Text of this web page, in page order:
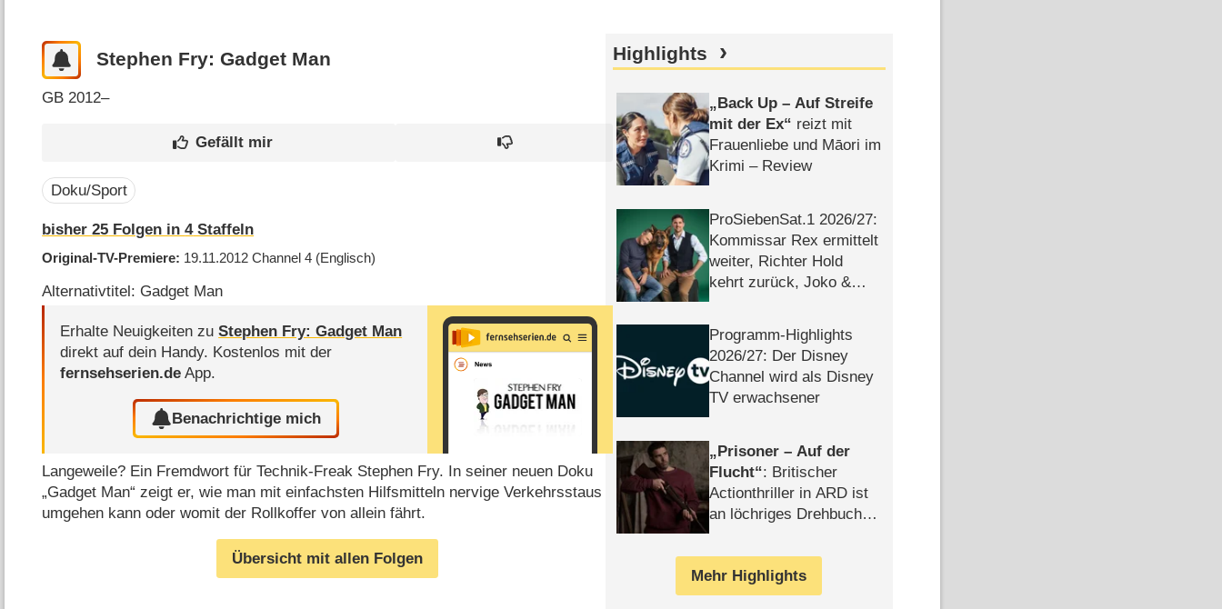
Stephen Fry: Gadget Man
GB 2012–
Doku/Sport
bisher25 Folgen in4Staffeln
Original-TV-Premiere 19.11.2012Channel 4 (Englisch)
Alternativtitel: Gadget Man
Erhalte Neuigkeiten zuStephen Fry: Gadget Man
direkt auf dein Handy. Kostenlos mit der
fernsehserien.de App.
Benachrichtige mich
Langeweile? Ein Fremdwort für Technik-Freak Stephen Fry. In seiner neuen Doku
„Gadget Man“ zeigt er, wie man mit einfachsten Hilfsmitteln nervige Verkehrsstaus
umgehen kann oder womit der Rollkoffer von allein fährt.
Übersicht mit allen Folgen
Highlights
Back Up – Auf Streife
mit der Ex
reizt mit
Frauenliebe und Māori im
Krimi – Review
ProSiebenSat.1 2026/​27:
Kommissar Rex ermittelt
weiter, Richter Hold
kehrt zurück, Joko &
Programm-Highlights
2026/​27: Der Disney
Channel wird als Disney
TV erwachsener
Prisoner – Auf der
Flucht : Britischer
Actionthriller in ARD ist
an löchriges Drehbuch
Mehr Highlights